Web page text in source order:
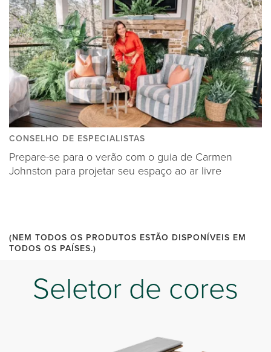
CONSELHO DE ESPECIALISTAS
Prepare-se para o verão com o guia de Carmen
Johnston para projetar seu espaço ao ar livre
(NEM TODOS OS PRODUTOS ESTÃO DISPONÍVEIS EM
TODOS OS PAÍSES.)
Seletor de cores